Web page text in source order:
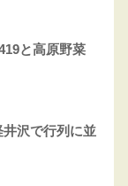
と高原野菜
沢で行列に並